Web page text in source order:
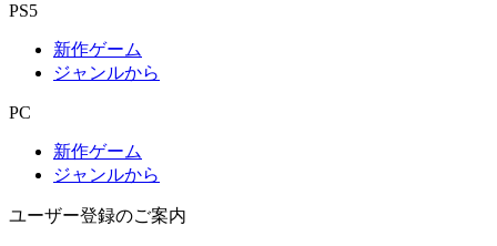
PS5
新作ゲーム
ジャンルから
PC
新作ゲーム
ジャンルから
ユーザー登録のご案内